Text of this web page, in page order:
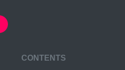
CONTENTS